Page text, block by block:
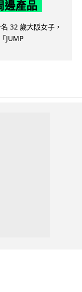
邊產品
32 歲大阪女子，
JUMP